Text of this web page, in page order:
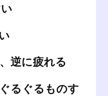
逆に疲れる
るぐるものす